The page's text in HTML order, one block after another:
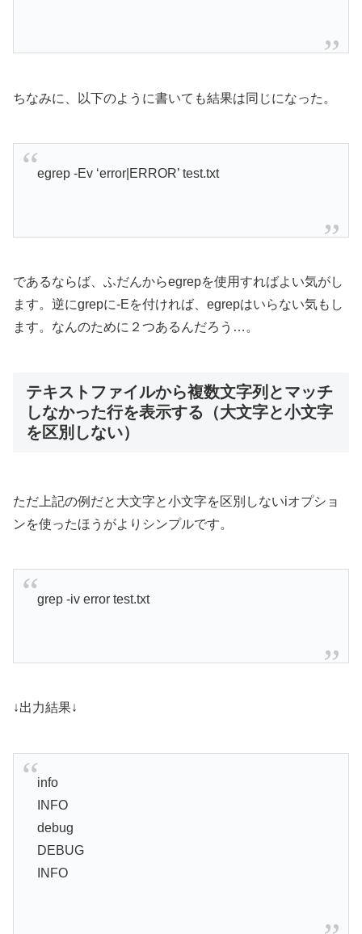
ちなみに、以下のように書いても結果は同じになった。
egrep -Ev ‘error|ERROR’ test.txt
であるならば、ふだんからegrepを使用すればよい気がし
ます。逆にgrepに-Eを付ければ、egrepはいらない気もし
ます。なんのために２つあるんだろう…。
テキストファイルから複数文字列とマッチ
しなかった行を表示する（大文字と小文字
を区別しない）
ただ上記の例だと大文字と小文字を区別しないiオプショ
ンを使ったほうがよりシンプルです。
grep -iv error test.txt
↓出力結果↓
info
INFO
debug
DEBUG
INFO